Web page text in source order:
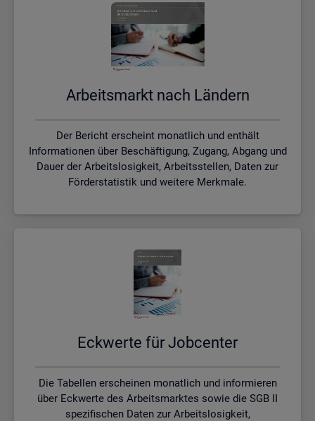
Ar­beits­markt nach Län­dern
Der Bericht erscheint monatlich und enthält
Informationen über Beschäftigung, Zugang, Abgang und
Dauer der Arbeitslosigkeit, Arbeitsstellen, Daten zur
Förderstatistik und weitere Merkmale.
Eck­wer­te für Job­cen­ter
Die Tabellen erscheinen monatlich und informieren
über Eckwerte des Arbeitsmarktes sowie die SGB II
spezifischen Daten zur Arbeitslosigkeit,